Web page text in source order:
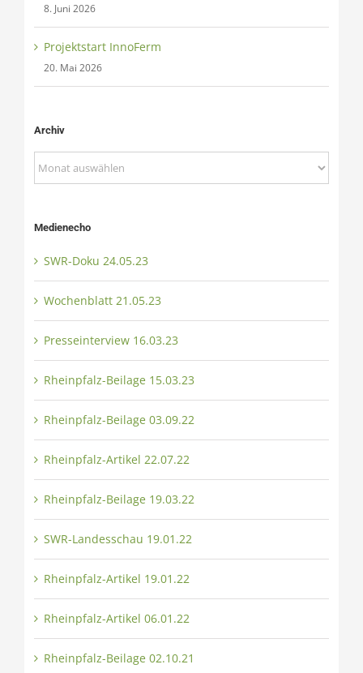
8. Juni 2026
Projektstart InnoFerm
20. Mai 2026
Archiv
Archiv
Medienecho
SWR-Doku 24.05.23
Wochenblatt 21.05.23
Presseinterview 16.03.23
Rheinpfalz-Beilage 15.03.23
Rheinpfalz-Beilage 03.09.22
Rheinpfalz-Artikel 22.07.22
Rheinpfalz-Beilage 19.03.22
SWR-Landesschau 19.01.22
Rheinpfalz-Artikel 19.01.22
Rheinpfalz-Artikel 06.01.22
Rheinpfalz-Beilage 02.10.21